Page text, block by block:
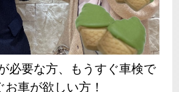
必要な方、もうすぐ車検で
お車が欲しい方！